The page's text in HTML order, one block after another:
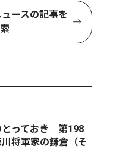
ースの記事を
とっておき 第198
将軍家の鎌倉（そ